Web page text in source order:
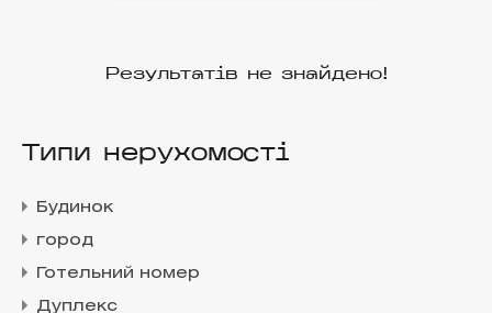
Результатів не знайдено!
Типи нерухомості
Будинок
город
Готельний номер
Дуплекс